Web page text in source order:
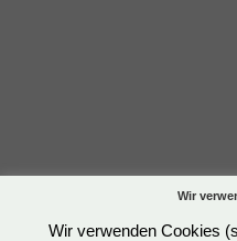
Wir
Wir verwenden Cookies